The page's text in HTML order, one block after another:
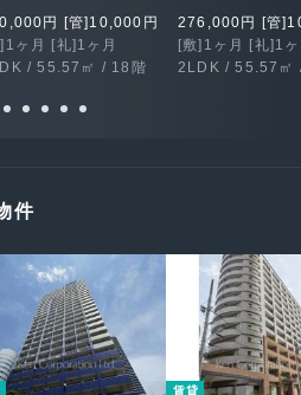
円 [管]10,000円
ヶ月 [礼]1ヶ月
/ 55.57㎡ / 18階
276,000円 [管
[敷]1ヶ月 [礼]1
2LDK / 55.57㎡
件
賃貸